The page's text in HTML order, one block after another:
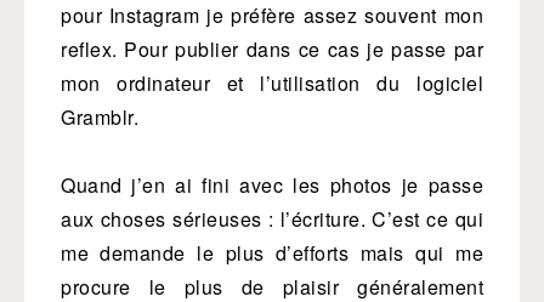
pour Instagram je préfère assez souvent mon
reflex. Pour publier dans ce cas je passe par
mon ordinateur et l’utilisation du logiciel
Gramblr.
Quand j’en ai fini avec les photos je passe
aux choses sérieuses : l’écriture. C’est ce qui
me demande le plus d’efforts mais qui me
procure le plus de plaisir généralement